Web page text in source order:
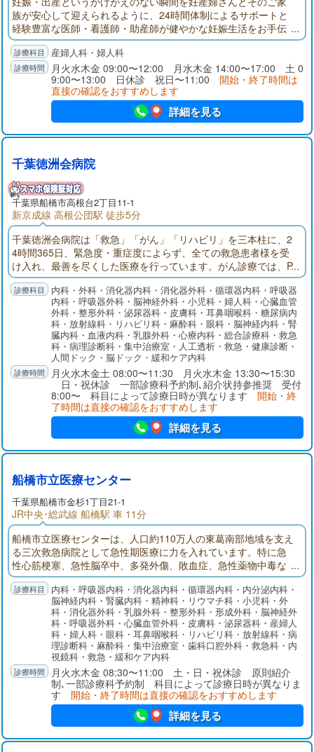
族が安心して迎えられるように、24時間体制によるサポートと
経験豊富な医師・看護師・助産師が健やかな妊娠生活をお手伝
いします。豊富なキャリアをもつ当院のスタッフが一人一人に
きめ細やかな対応をしております。
産婦人科・婦人科
月火水木金 09:00〜12:00 月水木金 14:00〜17:00 土 0
9:00〜13:00 日休診 祝日〜11:00 開始・終了時間は
直接の確認をおすすめします
詳細を見る
千葉徳洲会病院
千葉県船橋市高根台2丁目11-1
新京成線 高根公団駅 徒歩5分
千葉徳洲会病院は「救急」「がん」「リハビリ」を三本柱に、2
4時間365日、緊急度・重症度によらず、全ての救急患者様を受
け入れ、最善を尽くした医療を行っています。がん診療では、P
ET-CTや放射線治療装置、ダ・ヴィンチなどの先端医療機器導入
のほか、28床の緩和ケア病棟を完備し、全てのがん治療を完結
できる医療体制を確立しております。リハビリテーションで
は、回復期リハビリ病棟を56床増床し、さらに多くの患者様を
受け入れ、社会復帰に向けた支援を行ってまいります。
内科・外科・消化器内科・消化器外科・循環器内科・呼吸器
内科・呼吸器外科・脳神経外科・小児科・婦人科・心臓血管
外科・整形外科・泌尿器科・皮膚科・耳鼻咽喉科・糖尿病内
科・放射線科・リハビリ科・麻酔科・眼科・脳神経内科・腎
臓内科・血液内科・乳腺外科・心療内科・総合診療科・救急
科・病理診断科・集中治療室・人工透析・救急・健康診断・
人間ドック・脳ドック・緩和ケア内科
月火水木金土 08:00〜11:30 月火水木金 13:30〜15:30
日・祝休診 一部診療科予約制､紹介状持参推奨 受付
8:00〜 科目によって診療日時が異なります 開始・終
了時間は直接の確認をおすすめします
詳細を見る
船橋市立医療センター
千葉県船橋市金杉1丁目21-1
JR中央･総武線 船橋駅 車 11分
船橋市立医療センターは、人口約110万人の東葛南部地域を支え
る三次救急病院として急性期医療に力を入れています。特に急
性心筋梗塞、急性脳卒中、多発外傷、敗血症、急性薬物中毒な
ど超急性期治療が必要な疾患に対応し、その後の集中治療まで
の一貫した診療を提供しているのが特徴です。質が高く密度の
濃い医療サービス、さらには急性期リハビリ、回復期・療養型
病床、そして在宅療養に向けて患者さんが切れ目なく円滑に移
行できるよう取り組んでいます。
内科・呼吸器内科・消化器内科・循環器内科・内分泌内科・
脳神経内科・腎臓内科・精神科・リウマチ科・小児科・外
科・消化器外科・乳腺外科・整形外科・形成外科・脳神経外
科・呼吸器外科・心臓血管外科・皮膚科・泌尿器科・産婦人
科・婦人科・眼科・耳鼻咽喉科・リハビリ科・放射線科・病
理診断科・麻酔科・集中治療室・歯科口腔外科・救急科・内
視鏡科・救急・緩和ケア内科
月火水木金 08:30〜11:00 土・日・祝休診 原則紹介
制､一部診療科予約制 科目によって診療日時が異なりま
す 開始・終了時間は直接の確認をおすすめします
詳細を見る